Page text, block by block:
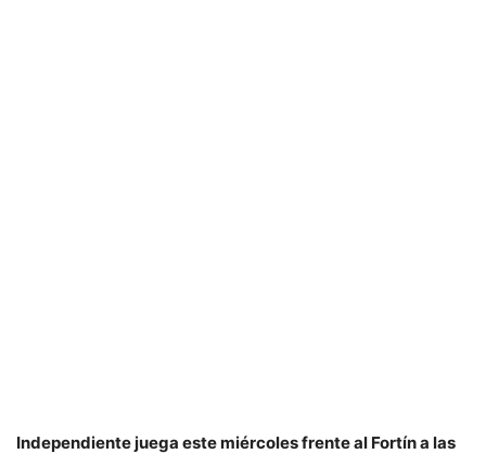
Independiente juega este miércoles frente al Fortín a las